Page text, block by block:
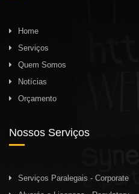
Home
Serviços
Quem Somos
Notícias
Orçamento
Nossos Serviços
Serviços Paralegais - Corporate